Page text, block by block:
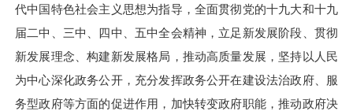
代中国特色社会主义思想为指导，全面贯彻党的十九大和十九
届二中、三中、四中、五中全会精神，立足新发展阶段、贯彻
新发展理念、构建新发展格局，推动高质量发展，坚持以人民
为中心深化政务公开，充分发挥政务公开在建设法治政府、服
务型政府等方面的促进作用，加快转变政府职能，推动政府决